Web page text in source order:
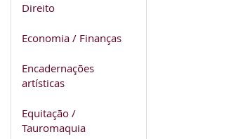
Direito
Economia / Finanças
Encadernações
artísticas
Equitação /
Tauromaquia